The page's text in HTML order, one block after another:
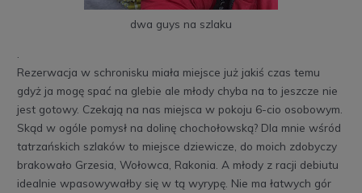
dwa guys na szlaku
Rezerwacja w schronisku miała miejsce już jakiś czas temu
gdyż ja mogę spać na glebie ale młody chyba na to jeszcze nie
jest gotowy. Czekają na nas miejsca w pokoju 6-cio osobowym.
Skąd w ogóle pomysł na dolinę chochołowską? Dla mnie wśród
tatrzańskich szlaków to miejsce dziewicze, do moich zdobyczy
brakowało Grzesia, Wołowca, Rakonia. A młody z racji debiutu
idealnie wpasowywałby się w tą wyrypę. Nie ma łatwych gór